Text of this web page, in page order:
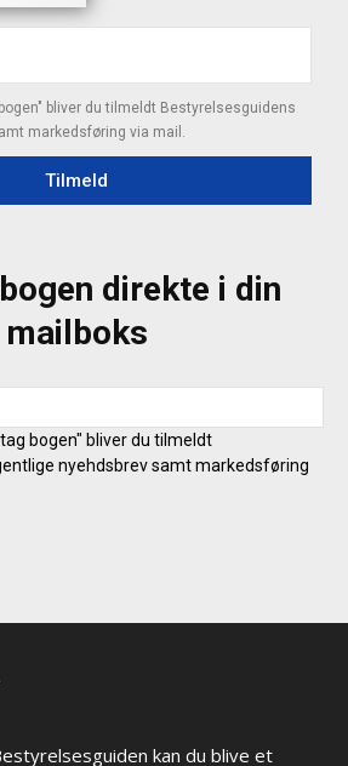
bliver du tilmeldt Bestyrelsesguidens
markedsføring via mail.
Tilmeld
direkte i din
mailboks
bogen" bliver du tilmeldt
nyehdsbrev samt markedsføring
kan du blive et